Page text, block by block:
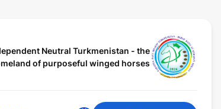
Neutral Turkmenistan - the
of purposeful winged horses